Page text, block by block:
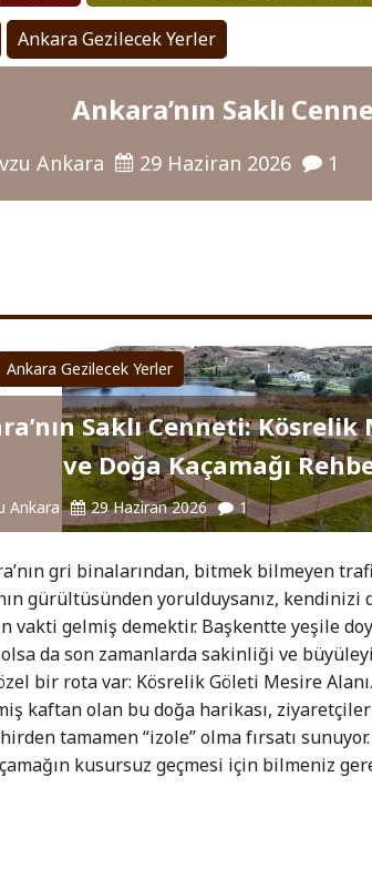
Ankara Gezilecek Yerler
Ankara’nın Saklı
Ankara 29 Haziran 2026 1
Ankara Gezilecek Yerler
Saklı Cenneti: Kösrelik
ve Doğa Kaçamağı
Ankara 29 Haziran 2026 1
gri binalarından, bitmek bilmeyen
gürültüsünden yorulduysanız, kendinizi
vakti gelmiş demektir. Başkentte yeşile
da son zamanlarda sakinliği ve
bir rota var: Kösrelik Göleti Mesire
kaftan olan bu doğa harikası,
tamamen “izole” olma fırsatı
kusursuz geçmesi için bilmeniz